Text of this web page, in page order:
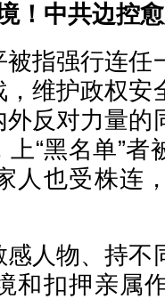
！中共边控
指强行连任
维护政权安
反对力量的
“黑名单”者
人也受株连
人物、持不
和扣押亲属